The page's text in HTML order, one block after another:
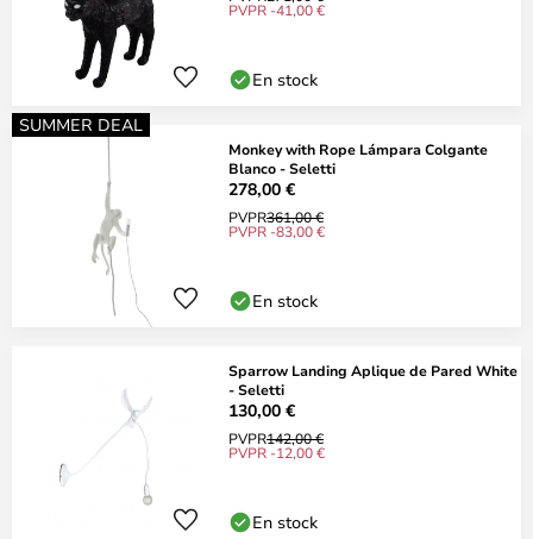
PVPR -41,00 €
En stock
SUMMER DEAL
Monkey with Rope Lámpara Colgante
Blanco - Seletti
278,00 €
PVPR361,00 €
PVPR -83,00 €
En stock
Sparrow Landing Aplique de Pared White
- Seletti
130,00 €
PVPR142,00 €
PVPR -12,00 €
En stock